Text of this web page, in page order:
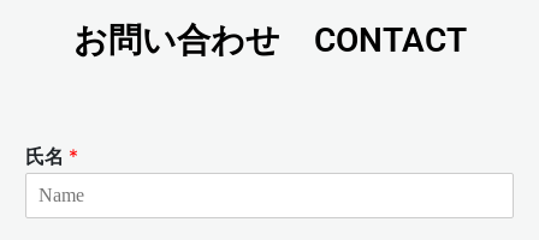
お問い合わせ CONTACT
氏名 *